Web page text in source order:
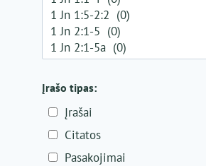
Įrašo tipas:
Įrašai
Citatos
Pasakojimai